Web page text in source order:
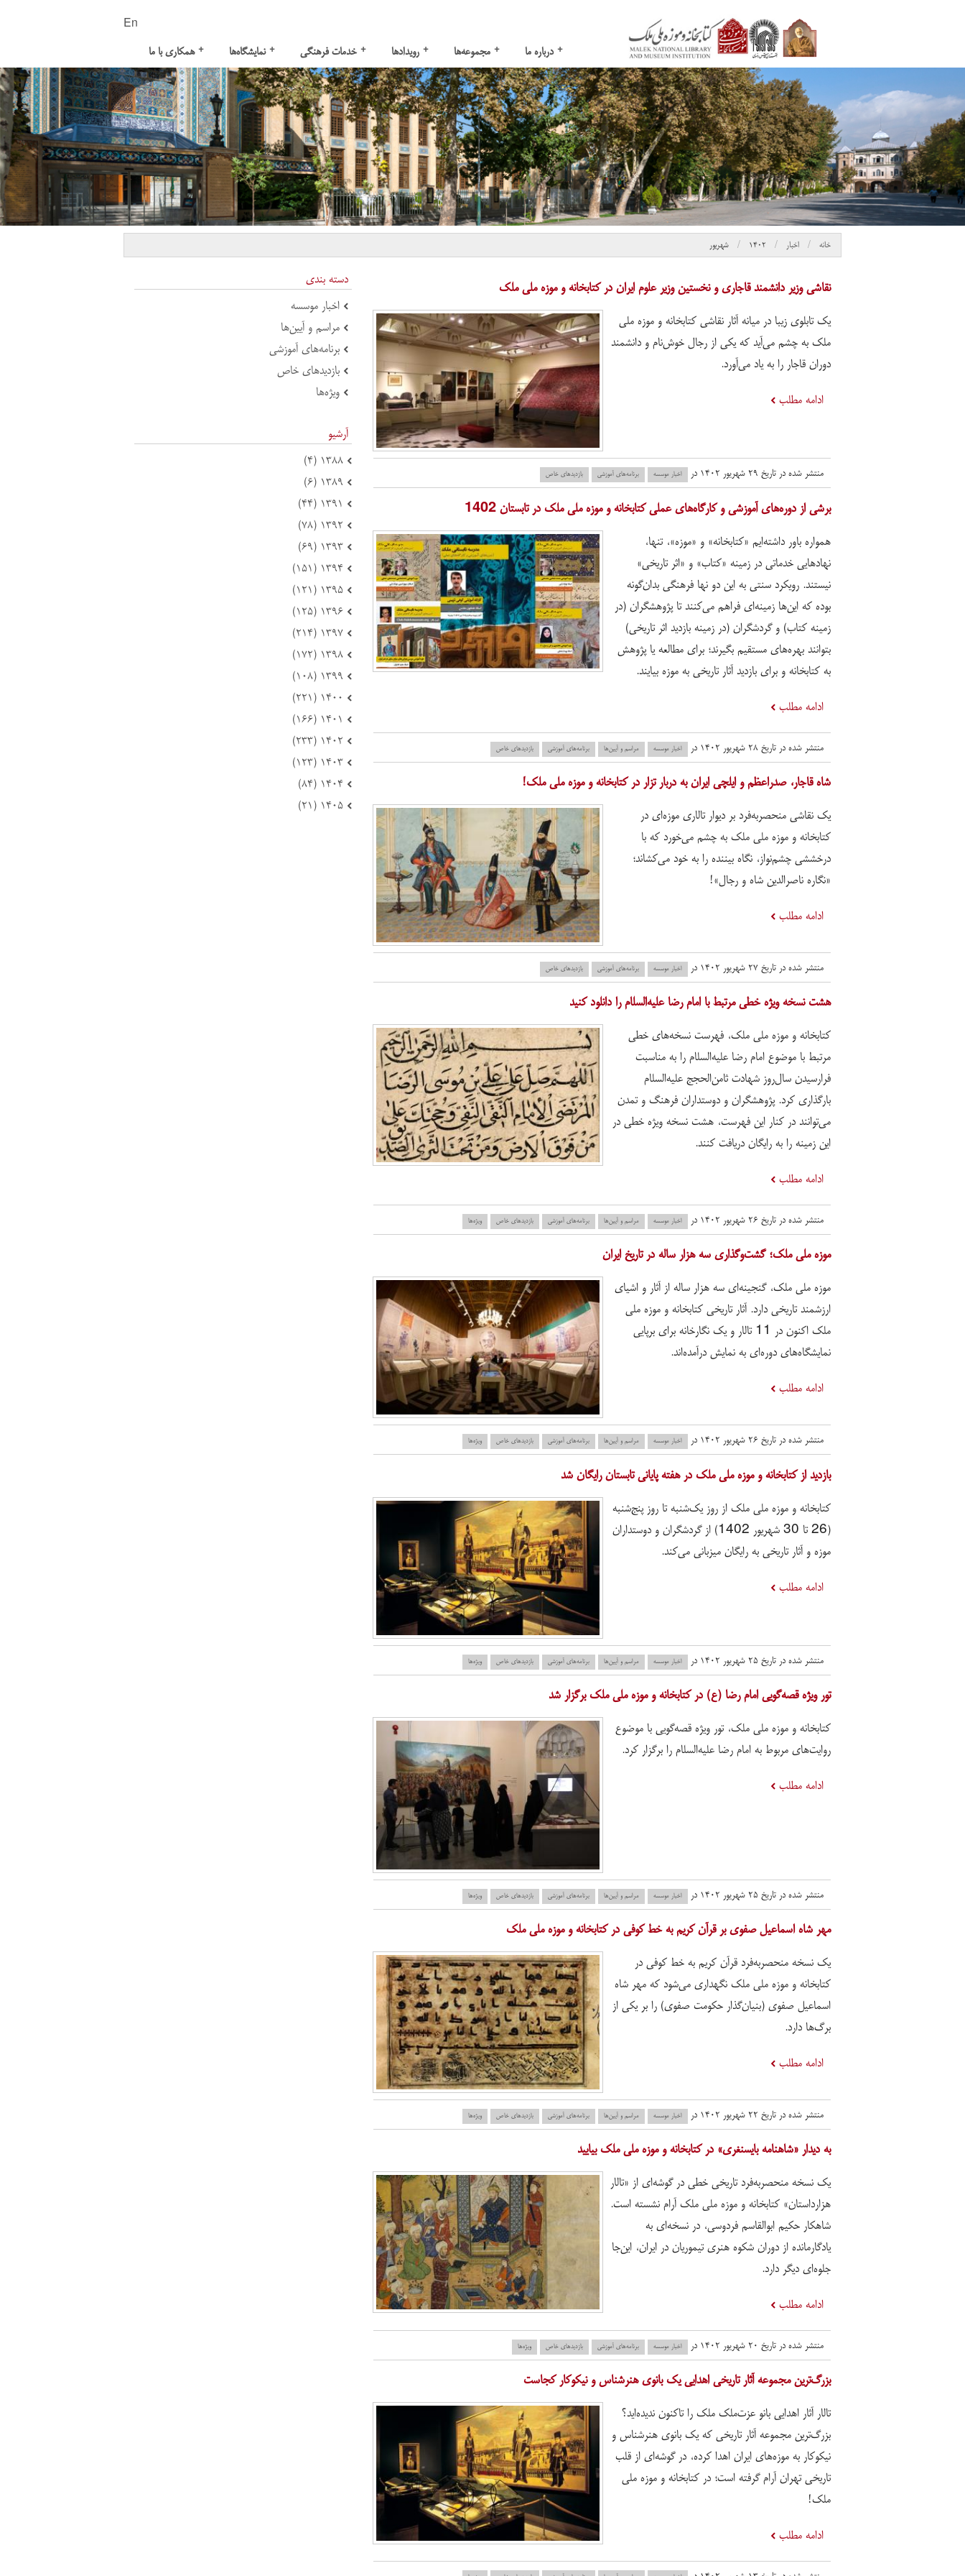
En
همکاری با ما + نمایشگاه‌ها + خدمات فرهنگی + رویدادها + مجموعه‌ها + درباره ما +
خانه اخبار ۱۴۰۲ شهریور
نقاشی وزیر دانشمند قاجاری و نخستین وزیر علوم ایران در کتابخانه و موزه ملی ملک
یک تابلوی زیبا در میانه آثار نقاشی کتابخانه و موزه ملی
ملک به چشم می‌آید که یکی از رجال خوش‌نام و دانشمند
دوران قاجار را به یاد می‌آورد.
ادامه مطلب
منتشر شده در تاریخ ۲۹ شهریور ۱۴۰۲ در اخبار موسسه برنامه‌های آموزشی بازدید‌های خاص
برشی از دوره‌های آموزشی و کارگاه‌های عملی کتابخانه و موزه ملی ملک در تابستان 1402
همواره باور داشته‌ایم «کتابخانه» و «موزه»، تنها،
نهادهایی خدماتی در زمینه «کتاب» و «اثر تاریخی»
نیستند. رویکرد سنتی به این دو نها فرهنگی بدان‌گونه
بوده که این‌ها زمینه‌ای فراهم می‌کنند تا پژوهشگران (در
زمینه کتاب) و گردشگران (در زمینه بازدید اثر تاریخی)
بتوانند بهره‌های مستقیم بگیرند؛ برای مطالعه یا پژوهش
به کتابخانه و برای بازدید آثار تاریخی به موزه بیایند.
ادامه مطلب
منتشر شده در تاریخ ۲۸ شهریور ۱۴۰۲ در اخبار موسسه مراسم و آیین‌ها برنامه‌های آموزشی بازدید‌های خاص
شاه قاجار، صدراعظم و ایلچی ایران به دربار تزار در کتابخانه و موزه ملی ملک!
یک نقاشی منحصربه‌فرد بر دیوار تالاری موزه‌ای در
کتابخانه و موزه ملی ملک به چشم می‌خورد که با
درخششی چشم‌نواز، نگاه بیننده را به خود می‌کشاند؛
«نگاره ناصرالدین شاه و رجال»!
ادامه مطلب
منتشر شده در تاریخ ۲۷ شهریور ۱۴۰۲ در اخبار موسسه برنامه‌های آموزشی بازدید‌های خاص
هشت نسخه ویژه خطی مرتبط با امام رضا علیه‌السلام را دانلود کنید
کتابخانه و موزه ملی ملک، فهرست نسخه‌های خطی
مرتبط با موضوع امام رضا علیه‌السلام را به مناسبت
فرارسیدن سال‌روز شهادت ثامن‌الحجج علیه‌السلام
بارگذاری کرد. پژوهشگران و دوستداران فرهنگ و تمدن
می‌توانند در کنار این فهرست، هشت نسخه ویژه خطی در
این زمینه را به رایگان دریافت کنند.
ادامه مطلب
منتشر شده در تاریخ ۲۶ شهریور ۱۴۰۲ در اخبار موسسه مراسم و آیین‌ها برنامه‌های آموزشی بازدید‌های خاص ویژه‌ها
موزه ملی ملک؛ گشت‌وگذاری سه هزار ساله در تاریخ ایران
موزه ملی ملک، گنجینه‌ای سه هزار ساله از آثار و اشیای
ارزشمند تاریخی دارد. آثار تاریخی کتابخانه و موزه ملی
ملک اکنون در 11 تالار و یک نگارخانه برای برپایی
نمایشگاه‌های دوره‌ای به نمایش درآمده‌اند.
ادامه مطلب
منتشر شده در تاریخ ۲۶ شهریور ۱۴۰۲ در اخبار موسسه مراسم و آیین‌ها برنامه‌های آموزشی بازدید‌های خاص ویژه‌ها
بازدید از کتابخانه و موزه ملی ملک در هفته پایانی تابستان رایگان شد
کتابخانه و موزه ملی ملک از روز یک‌شنبه تا روز پنج‌شنبه
(26 تا 30 شهریور 1402) از گردشگران و دوستداران
موزه و آثار تاریخی به رایگان میزبانی می‌کند.
ادامه مطلب
منتشر شده در تاریخ ۲۵ شهریور ۱۴۰۲ در اخبار موسسه مراسم و آیین‌ها برنامه‌های آموزشی بازدید‌های خاص ویژه‌ها
​تور ویژه قصه‌گویی امام رضا (ع) در کتابخانه و موزه ملی ملک برگزار شد
کتابخانه و موزه ملی ملک، تور ویژه قصه‌گویی با موضوع
روایت‌های مربوط به امام رضا علیه‌السلام را برگزار کرد.
ادامه مطلب
منتشر شده در تاریخ ۲۵ شهریور ۱۴۰۲ در اخبار موسسه مراسم و آیین‌ها برنامه‌های آموزشی بازدید‌های خاص ویژه‌ها
مهر شاه اسماعیل صفوی بر قرآن کریم به خط کوفی در کتابخانه و موزه ملی ملک
یک نسخه منحصربه‌فرد قرآن کریم به خط کوفی در
کتابخانه و موزه ملی ملک نگهداری می‌شود که مهر شاه
اسماعیل صفوی (بنیان‌گذار حکومت صفوی) را بر یکی از
برگ‌ها دارد.
ادامه مطلب
منتشر شده در تاریخ ۲۲ شهریور ۱۴۰۲ در اخبار موسسه مراسم و آیین‌ها برنامه‌های آموزشی بازدید‌های خاص ویژه‌ها
به دیدار «شاهنامه بایسنغری» در کتابخانه و موزه ملی ملک بیایید
یک نسخه منحصربه‌فرد تاریخی خطی در گوشه‌ای از «تالار
هزارداستان» کتابخانه و موزه ملی ملک آرام نشسته است.
شاهکار حکیم ابوالقاسم فردوسی، در نسخه‌ای به
یادگارمانده از دوران شکوه هنری تیموریان در ایران، این‌جا
جلوه‌ای دیگر دارد.
ادامه مطلب
منتشر شده در تاریخ ۲۰ شهریور ۱۴۰۲ در اخبار موسسه برنامه‌های آموزشی بازدید‌های خاص ویژه‌ها
بزرگ‌ترین مجموعه آثار تاریخی اهدایی یک بانوی هنرشناس و نیکوکار کجاست
تالار آثار اهدایی بانو عزت‌ملک ملک را تاکنون ندیده‌اید؟
بزرگ‌ترین مجموعه آثار تاریخی که یک بانوی هنرشناس و
نیکوکار به موزه‌های ایران اهدا کرده، در گوشه‌ای از قلب
تاریخی تهران آرام گرفته است؛ در کتابخانه و موزه ملی
ملک!
ادامه مطلب
دسته بندی
اخبار موسسه
مراسم و آیین‌ها
برنامه‌های آموزشی
بازدید‌های خاص
ویژه‌ها
آرشیو
۱۳۸۸ (۴)
۱۳۸۹ (۶)
۱۳۹۱ (۴۴)
۱۳۹۲ (۷۸)
۱۳۹۳ (۶۹)
۱۳۹۴ (۱۵۱)
۱۳۹۵ (۱۲۱)
۱۳۹۶ (۱۲۵)
۱۳۹۷ (۲۱۴)
۱۳۹۸ (۱۷۲)
۱۳۹۹ (۱۰۸)
۱۴۰۰ (۲۲۱)
۱۴۰۱ (۱۶۶)
۱۴۰۲ (۲۳۳)
۱۴۰۳ (۱۲۳)
۱۴۰۴ (۸۴)
۱۴۰۵ (۲۱)